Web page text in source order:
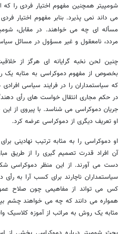
شومپیتر همچنین مفهوم اختیار فردی را
می داند نمی پذیرد. بنابر مفهوم اختیار
مسأله ای چه می خواهند. در مقابل،
مردد، نامعقول و غیر مسؤول در مسائل
چنین لحن نخبه گرایانه ای هرگز از
بخصوص از مفهوم دموکراسی به مثابه یک
که سیاستمداران را در فرایند سیاسی
در حکم مجاری انتقال خواست های رأی
جریان دموکراسی می شناسد. با پیروی از
او تعریف دیگری از دموکراسی عرضه کرد.
او دموکراسی را به مثابه ترتیب نهادینی
آن افراد قدرت تصمیم گیری را از طریق
دست می آورند. از این منظر دموکراسی
سیاستمداران ناچارند برای کسب آرا به
کس می تواند از مفاهیمی چون صلاح
همواره می دانند که چه می خواهند چشم
مثابه یک روش به مراتب از آموزه کلاسیک